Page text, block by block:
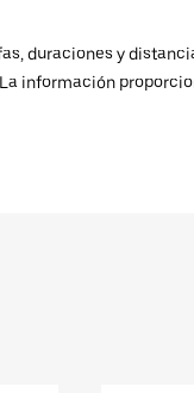
duraciones y
información